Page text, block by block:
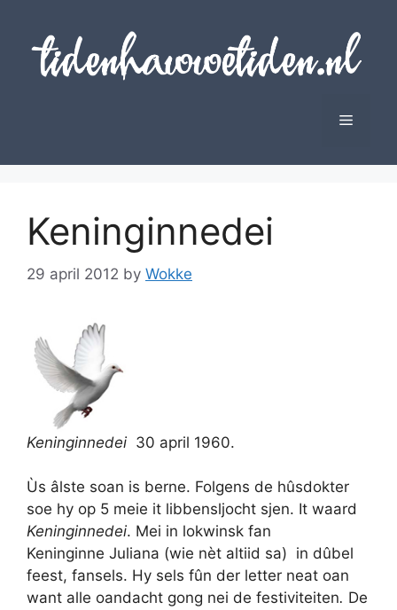
content
Menu
Keninginnedei
29 april 2012 by Wokke
Keninginnedei 30 april 1960.
Ùs âlste soan is berne. Folgens de hûsdokter
soe hy op 5 meie it libbensljocht sjen. It waard
Keninginnedei. Mei in lokwinsk fan
Keninginne Juliana (wie nèt altiid sa) in dûbel
feest, fansels. Hy sels fûn der letter neat oan
want alle oandacht gong nei de festiviteiten. De